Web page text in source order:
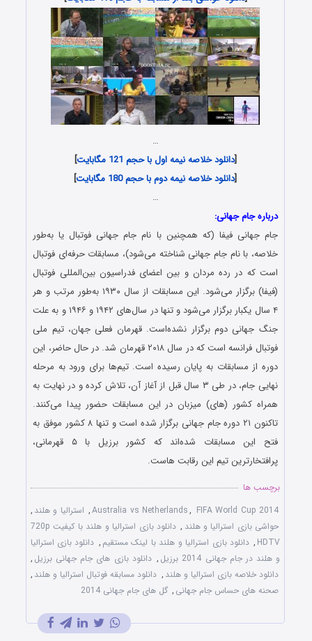
…
[دانلود خلاصه نیمه اول با حجم 121 مگابایت
]
[دانلود خلاصه نیمه دوم با حجم 180 مگابایت
]
…
درباره جام جهانی:
جام جهانی فیفا (که همچنین با نام جام جهانی فوتبال یا به‌طور
خلاصه، با نام جام جهانی شناخته می‌شود)، مسابقات حرفه‌ای فوتبال
است که در رده مردان و بین اعضای فدراسیون بین‌المللی فوتبال
(فیفا) برگزار می‌شود. این مسابقات از سال ۱۹۳۰ به‌طور مرتب و هر
۴ سال یکبار برگزار می‌شود و تنها در سال‌های ۱۹۴۲ و ۱۹۴۶ و به علت
جنگ جهانی دوم برگزار نشده‌است. قهرمان فعلی جهان، تیم ملی
فوتبال فرانسه است که در سال ۲۰۱۸ قهرمان شد. در حال حاضر، این
دوره از مسابقات به پایان رسیده‌ است. تیم‌ها برای ورود به مرحله
نهایی جام، در طی ۳ سال قبل از آغاز آن، تلاش کرده و در نهایت به
همراه کشور (های) میزبان در این مسابقات حضور پیدا می‌کنند.
تاکنون ۲۱ دوره جام جهانی برگزار شده‌ است و تنها ۸ کشور موفق به
فتح این مسابقات شده‌اند که کشور برزیل با ۵ قهرمانی،
پرافتخارترین تیم این رقابت‌ هاست.
برچسب ها
Australia vs Netherlands, FIFA World Cup 2014
, استرالیا و هلند ,
حواشی بازی استرالیا و هلند ,
دانلود بازی استرالیا و هلند با کیفیت 720p
HDTV
, دانلود بازی استرالیا و هلند با لینک مستقیم , دانلود بازی استرالیا
و هلند در جام جهانی 2014 برزیل
, دانلود بازی های جام جهانی برزیل ,
دانلود خلاصه بازی استرالیا و هلند , دانلود مسابقه فوتبال استرالیا و هلند ,
صحنه های حساس جام جهانی , گل های جام جهانی 2014